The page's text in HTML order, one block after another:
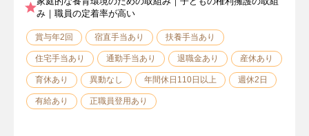
み｜職員の定着率が高い
賞与年2回 宿直手当あり 扶養手当あり
住宅手当あり 通勤手当あり 退職金あり 産休あり
育休あり 異動なし 年間休日110日以上 週休2日
有給あり 正職員登用あり